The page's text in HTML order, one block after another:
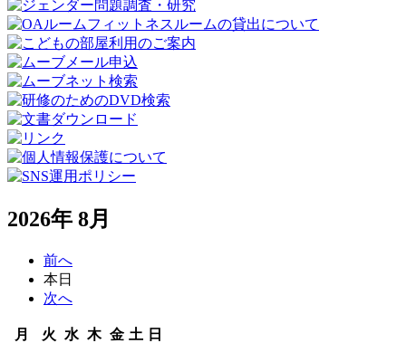
2026年 8月
前へ
本日
次へ
月 火 火水 水
木木金金土 土
日